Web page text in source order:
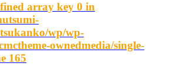
array key 0 in
wp/wp-
ownedmedia/single-
165